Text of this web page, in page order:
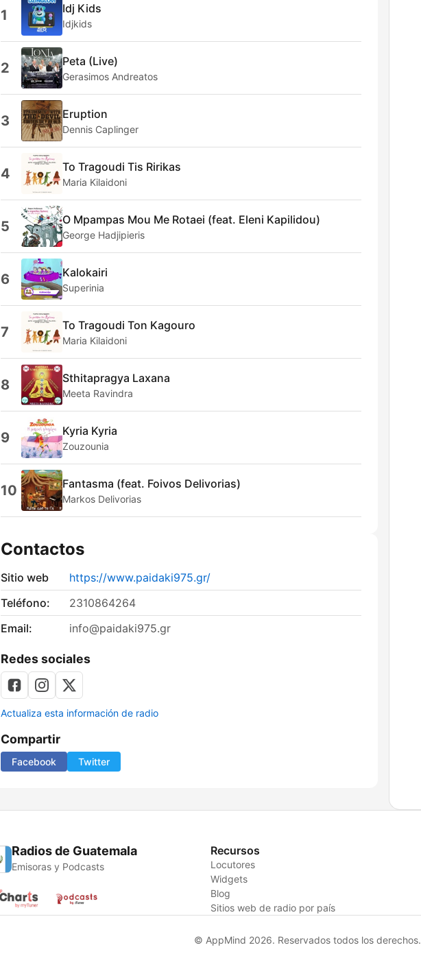
1 Idj Kids
Idjkids
2 Peta (Live)
Gerasimos Andreatos
3 Eruption
Dennis Caplinger
4 To Tragoudi Tis Ririkas
Maria Kilaidoni
5 O Mpampas Mou Me Rotaei (feat. Eleni Kapilidou)
George Hadjipieris
6 Kalokairi
Superinia
7 To Tragoudi Ton Kagouro
Maria Kilaidoni
8 Sthitapragya Laxana
Meeta Ravindra
9 Kyria Kyria
Zouzounia
10 Fantasma (feat. Foivos Delivorias)
Markos Delivorias
Contactos
Sitio web
https://www.paidaki975.gr/
Teléfono:
2310864264
Email:
info@paidaki975.gr
Redes sociales
Actualiza esta información de radio
Compartir
Facebook Twitter
Radios de Guatemala
Emisoras y Podcasts
Recursos
Locutores
Widgets
Blog
Sitios web de radio por país
© AppMind 2026. Reservados todos los derechos.